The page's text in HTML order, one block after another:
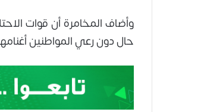
وأضاف المخامرة أن قوات
حال دون رعي المواطنين